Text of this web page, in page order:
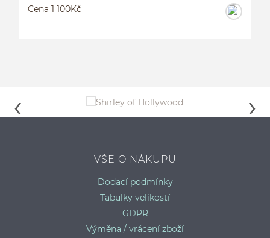
Cena 1 100Kč
VŠE O NÁKUPU
Dodací podmínky
Tabulky velikostí
GDPR
Výměna / vrácení zboží